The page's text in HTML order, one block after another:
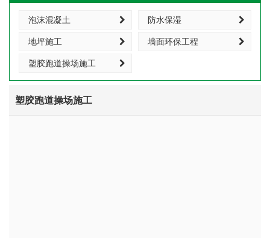
泡沫混凝土 防水保湿
地坪施工 墙面环保工程
塑胶跑道操场施工
塑胶跑道操场施工